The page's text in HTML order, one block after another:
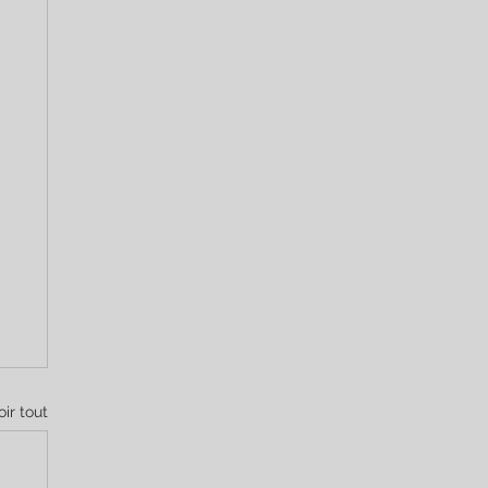
tout